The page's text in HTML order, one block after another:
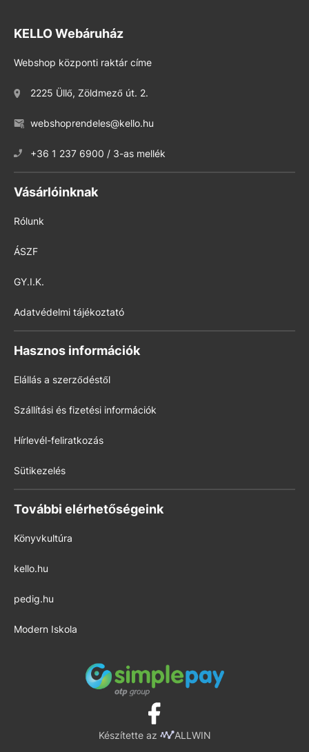
KELLO Webáruház
Webshop központi raktár címe
2225 Üllő, Zöldmező út. 2.
webshoprendeles@kello.hu
+36 1 237 6900 / 3-as mellék
Vásárlóinknak
Rólunk
ÁSZF
GY.I.K.
Adatvédelmi tájékoztató
Hasznos információk
Elállás a szerződéstől
Szállítási és fizetési információk
Hírlevél-feliratkozás
Sütikezelés
További elérhetőségeink
Könyvkultúra
kello.hu
pedig.hu
Modern Iskola
Készítette az ALLWIN